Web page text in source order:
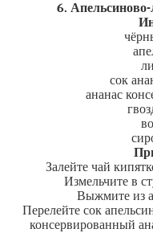
6.
сок
ананас
Залейте чай
Измельчите в
Выжмите из
Перелейте сок
консервированный